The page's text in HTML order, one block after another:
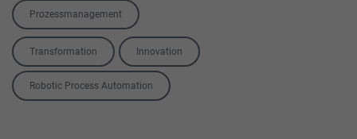
CategoryProzessmanagement
TagsTransformation Innovation
Robotic Process Automation